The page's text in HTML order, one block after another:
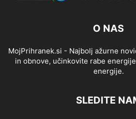
O NAS
MojPrihranek.si - Najbolj ažurne
in obnove, učinkovite rabe
energije.
SLEDITE